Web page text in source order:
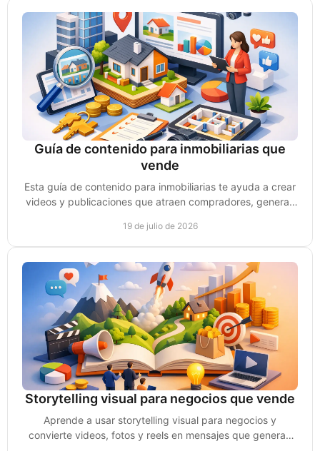
Guía de contenido para inmobiliarias que
vende
Esta guía de contenido para inmobiliarias te ayuda a crear
videos y publicaciones que atraen compradores, generan
19 de julio de 2026
Storytelling visual para negocios que vende
Aprende a usar storytelling visual para negocios y
convierte videos, fotos y reels en mensajes que generan